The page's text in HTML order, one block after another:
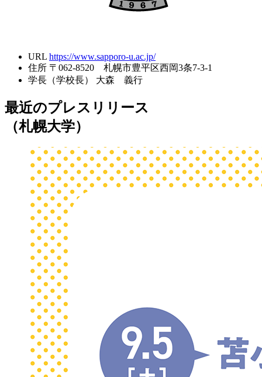
URL https://www.sapporo-u.ac.jp/
住所 〒062-8520 札幌市豊平区西岡3条7-3-1
学長（学校長）
大森 義行
最近のプレスリリース
（札幌大学）